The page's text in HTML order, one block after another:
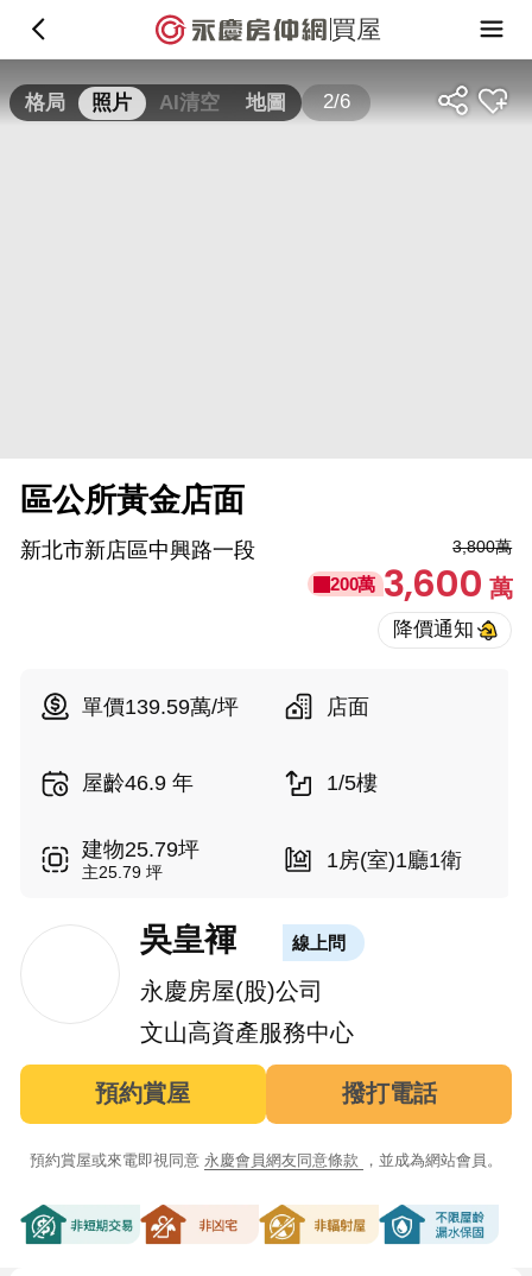
買屋
格局 照片 AI清空 地圖 2/6
區公所黃金店面
新北市新店區中興路一段 3,800萬
200萬 3,600萬
單價139.59萬/坪 店面
屋齡46.9 年 1/5樓
建物25.79坪
主25.79 坪 1房(室)1廳1衛
吳皇褌 線上問
永慶房屋(股)公司
文山高資產服務中心
預約賞屋 撥打電話
預約賞屋或來電即視同意 永慶會員網友同意條款 ，並成為網站會員。